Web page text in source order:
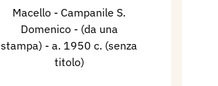
Macello - Campanile S.
Domenico - (da una
stampa) - a. 1950 c. (senza
titolo)